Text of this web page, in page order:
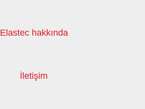
Elastec hakkında
İletişim